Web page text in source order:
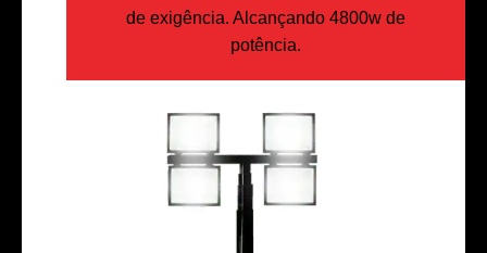
de exigência. Alcançando 4800w de
potência.